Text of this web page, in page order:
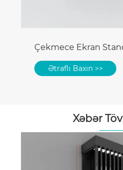
Çekmece Ekran
Ətraflı Baxın >>
Xəbər